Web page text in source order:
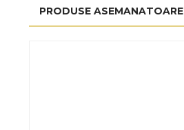
PRODUSE ASEMANATOARE